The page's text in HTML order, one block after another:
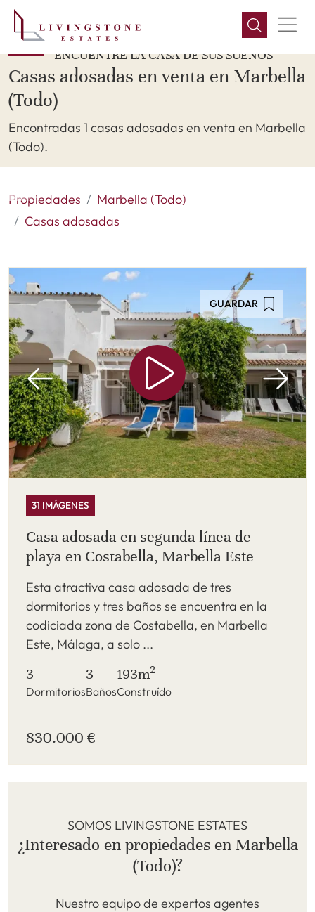
ENCUENTRE LA CASA DE SUS SUEÑOS
Casas adosadas en venta en Marbella
(Todo)
Encontradas 1 casas adosadas en venta en Marbella
(Todo).
Propiedades
Marbella (Todo)
Casas adosadas
GUARDAR
31 IMÁGENES
Casa adosada en segunda línea de
playa en Costabella, Marbella Este
Esta atractiva casa adosada de tres
dormitorios y tres baños se encuentra en la
codiciada zona de Costabella, en Marbella
Este, Málaga, a solo ...
3
Dormitorios
3
Baños
193m2
Construído
830.000 €
SOMOS LIVINGSTONE ESTATES
¿Interesado en propiedades en Marbella
(Todo)?
Nuestro equipo de expertos agentes